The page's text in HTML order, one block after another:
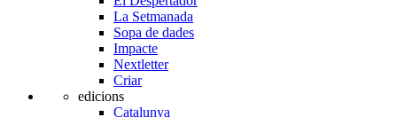
La Setmanada
Sopa de dades
Impacte
Nextletter
Criar
edicions
Catalunya